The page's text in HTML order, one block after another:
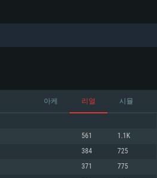
아케 리얼 시뮬
561 1.1K
384 725
371 775